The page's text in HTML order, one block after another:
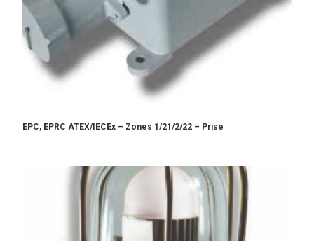
EPC, EPRC ATEX/IECEx – Zones 1/21/2/22 – Prise